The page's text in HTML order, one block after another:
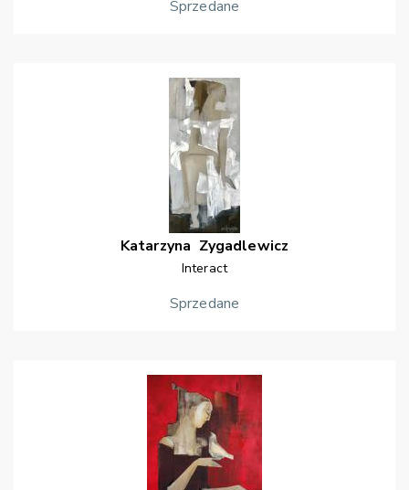
Sprzedane
Katarzyna Zygadlewicz
Interact
Sprzedane